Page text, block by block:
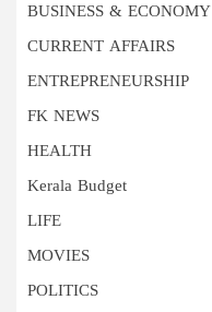
BUSINESS & ECONOMY
CURRENT AFFAIRS
ENTREPRENEURSHIP
FK NEWS
HEALTH
Kerala Budget
LIFE
MOVIES
POLITICS